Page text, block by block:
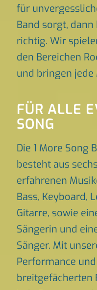
für
Band sorgt,
richtig. Wir
den Bereichen
und bringen jede
FÜR ALLE
SONG
Die 1 More Song
besteht aus
erfahrenen
Bass, Keyboard,
Gitarre, sowie
Sängerin und
Sänger. Mit
Performance
breitgefächerten